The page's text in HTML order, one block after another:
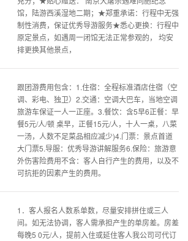
馆，陆游西溪湿地二期；★郑重承诺：行程中无强
制性消费，保证优秀导游服务★悉心更换：行程中
原定景点，如遇周一闭馆无法正常参观的， 均安
排更换其他景点，
跟团游费用包含：1.住宿：全程标准酒店住宿（空
调、彩电、独卫）2.交通：空调大巴车，当地空调
旅游车保证一人一正座。3.餐饮：含5早6正餐：早
餐5元/人/顿 桌早，正餐15元/人，十人一桌，八菜
一汤，人数不足菜品相应减少)4.门票：景点首道
大门票5.导服：优秀导游讲解服务6.保险：旅游意
外伤害险费用不含：客人自行产生的费用，以及不
可抗拒的因素产生的费用。
1．客人报名人数系单数，尽量安排拼住或三人
间。如无法协调，客人需承担产生的单房差。房差
每晚5 0元/人，提前入住或延住客人我公司可代订